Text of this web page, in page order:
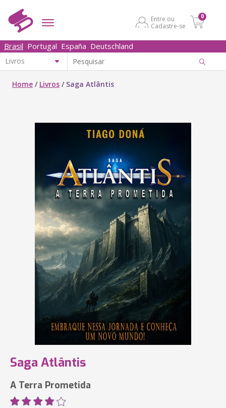
Entre ou
Cadastre-se
0
Brasil Portugal España Deutschland
Home / Livros / Saga Atlântis
Saga Atlântis
A Terra Prometida